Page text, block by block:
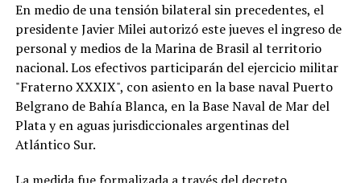
En medio de una tensión bilateral sin precedentes, el
presidente Javier Milei autorizó este jueves el ingreso de
personal y medios de la Marina de Brasil al territorio
nacional. Los efectivos participarán del ejercicio militar
"Fraterno XXXIX", con asiento en la base naval Puerto
Belgrano de Bahía Blanca, en la Base Naval de Mar del
Plata y en aguas jurisdiccionales argentinas del
Atlántico Sur.